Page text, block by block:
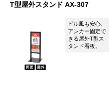
T型屋外スタンド AX-307
ビル風も安心、
アンカー固定で
きる屋外T型ス
タンド看板。